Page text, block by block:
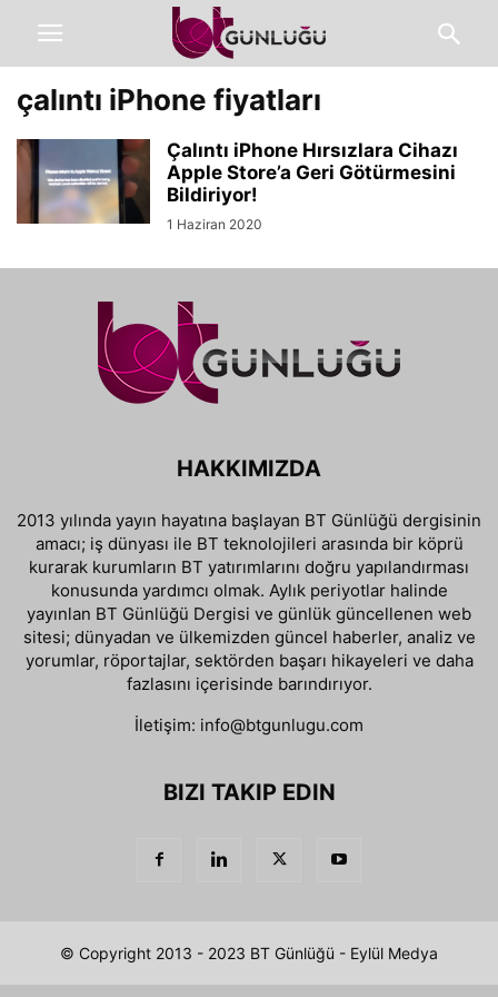
çalıntı iPhone fiyatları
Çalıntı iPhone Hırsızlara Cihazı
Apple Store’a Geri Götürmesini
Bildiriyor!
1 Haziran 2020
HAKKIMIZDA
2013 yılında yayın hayatına başlayan BT Günlüğü dergisinin
amacı; iş dünyası ile BT teknolojileri arasında bir köprü
kurarak kurumların BT yatırımlarını doğru yapılandırması
konusunda yardımcı olmak. Aylık periyotlar halinde
yayınlan BT Günlüğü Dergisi ve günlük güncellenen web
sitesi; dünyadan ve ülkemizden güncel haberler, analiz ve
yorumlar, röportajlar, sektörden başarı hikayeleri ve daha
fazlasını içerisinde barındırıyor.
İletişim: info@btgunlugu.com
BIZI TAKIP EDIN
© Copyright 2013 - 2023 BT Günlüğü - Eylül Medya